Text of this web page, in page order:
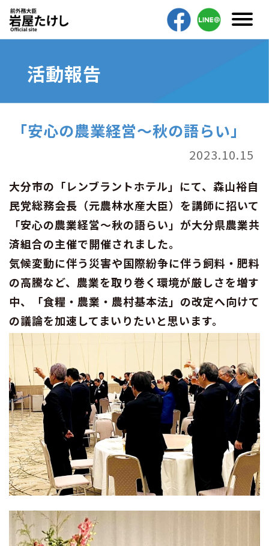
活動報告
「安心の農業経営〜秋の語らい」
2023.10.15
大分市の「レンブラントホテル」にて、森山裕自
民党総務会長（元農林水産大臣）を講師に招いて
「安心の農業経営〜秋の語らい」が大分県農業共
済組合の主催で開催されました。
気候変動に伴う災害や国際紛争に伴う飼料・肥料
の高騰など、農業を取り巻く環境が厳しさを増す
中、「食糧・農業・農村基本法」の改定へ向けて
の議論を加速してまいりたいと思います。